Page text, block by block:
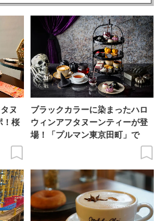
ヌ
！桜
ブラックカラーに染まったハロ
ウィンアフタヌーンティーが登
場！「プルマン東京田町」で